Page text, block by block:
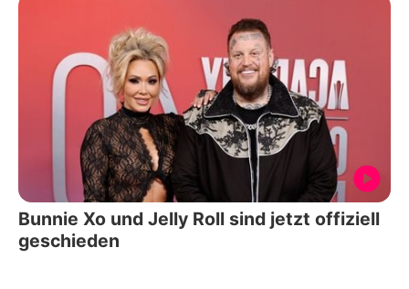
Bunnie Xo und Jelly Roll sind jetzt offiziell
geschieden